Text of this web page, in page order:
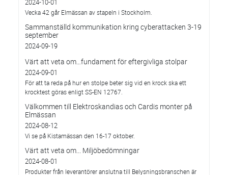
2024-10-01
Vecka 42 går Elmässan av stapeln i Stockholm.
Sammanställd kommunikation kring cyberattacken 3-19
september
2024-09-19
Värt att veta om…fundament för eftergivliga stolpar
2024-09-01
För att ta reda på hur en stolpe beter sig vid en krock ska ett
krocktest göras enligt SS-EN 12767.
Välkommen till Elektroskandias och Cardis monter på
Elmässan
2024-08-12
Vi se på Kistamässan den 16-17 oktober.
Värt att veta om... Miljöbedömningar
2024-08-01
Produkter från leverantörer anslutna till Belysningsbranschen är